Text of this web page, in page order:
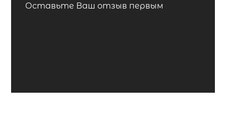
Оставьте Ваш отзыв первым